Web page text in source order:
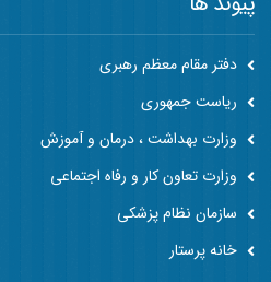
دفتر مقام معظم رهبری
ریاست جمهوری
وزارت بهداشت ، درمان و آموزش
وزارت تعاون کار و رفاه اجتماعی
سازمان نظام پزشکی
خانه پرستار